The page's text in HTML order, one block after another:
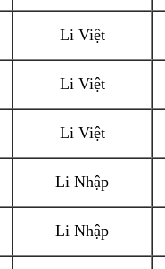
Li Việt
Li Việt
Li Việt
Li Nhập
Li Nhập